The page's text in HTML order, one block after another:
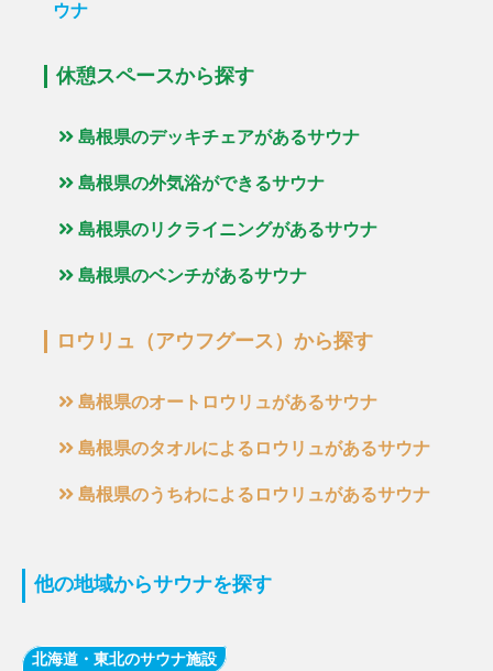
ウナ
休憩スペースから探す
島根県のデッキチェアがあるサウナ
島根県の外気浴ができるサウナ
島根県のリクライニングがあるサウナ
島根県のベンチがあるサウナ
ロウリュ（アウフグース）から探す
島根県のオートロウリュがあるサウナ
島根県のタオルによるロウリュがあるサウナ
島根県のうちわによるロウリュがあるサウナ
他の地域からサウナを探す
北海道・東北のサウナ施設